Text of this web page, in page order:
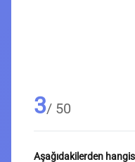
3/ 50
Aşağıdakilerden